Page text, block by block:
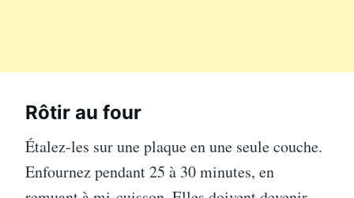
Rôtir au four
Étalez-les sur une plaque en une seule couche.
Enfournez pendant 25 à 30 minutes, en